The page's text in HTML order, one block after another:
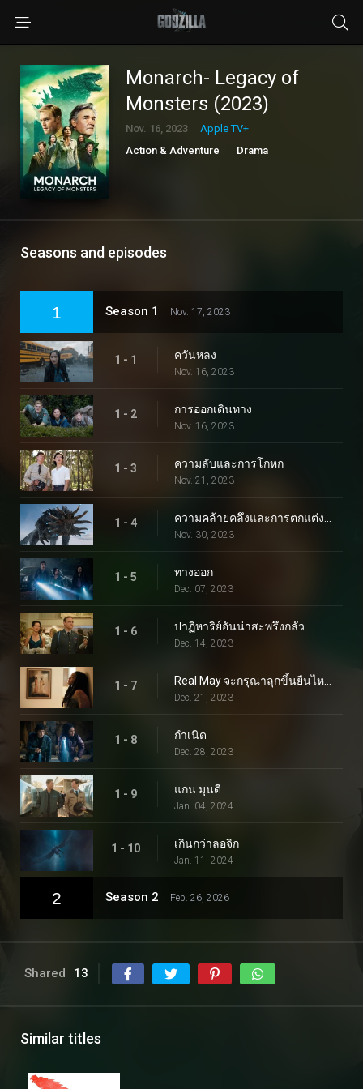
Monarch- Legacy of
Monsters (2023)
Nov. 16, 2023
Apple TV+
Action & Adventure
Drama
Seasons and episodes
1 Season 1 Nov. 17, 2023
1 - 1 ควันหลง
Nov. 16, 2023
1 - 2 การออกเดินทาง
Nov. 16, 2023
1 - 3 ความลับและการโกหก
Nov. 21, 2023
1 - 4
Nov. 30, 2023
1 - 5 ทางออก
Dec. 07, 2023
1 - 6 ปาฏิหาริย์อันน่าสะพรึงกลัว
Dec. 14, 2023
1 - 7
Dec. 21, 2023
1 - 8 กำเนิด
Dec. 28, 2023
1 - 9 แกน มุนดี
Jan. 04, 2024
1 - 10 เกินกว่าลอจิก
Jan. 11, 2024
2 Season 2 Feb. 26, 2026
Shared 13
Similar titles